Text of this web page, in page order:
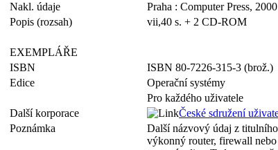
Nakl. údaje
Praha : Computer Press, 2000
Popis (rozsah)
vii,40 s. + 2 CD-ROM
EXEMPLÁŘE
ISBN
ISBN 80-7226-315-3 (brož.)
Edice
Operační systémy
Pro každého uživatele
Další korporace
České sdružení
Poznámka
Další názvový údaj z
výkonný router, firewall